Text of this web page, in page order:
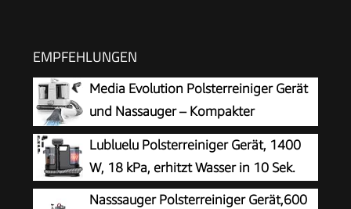
EMPFEHLUNGEN
Media Evolution Polsterreiniger Gerät
und Nassauger – Kompakter
Teppichreiniger und Textilreiniger –
Waschsauger für Teppich, Polster Autositze &
Sofa
Lubluelu Polsterreiniger Gerät, 1400
W, 18 kPa, erhitzt Wasser in 10 Sek.
Nasssauger Polsterreiniger Gerät,600